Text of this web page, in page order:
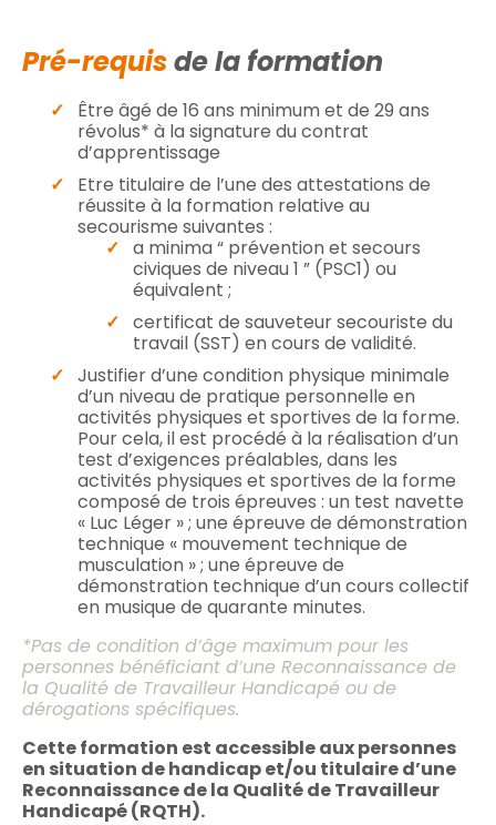
Pré-requisde la formation
Être âgé de 16 ans minimum et de 29 ans
révolus* à la signature du contrat
d’apprentissage
Etre titulaire de l’une des attestations de
réussite à la formation relative au
secourisme suivantes :
a minima “ prévention et secours
civiques de niveau 1 ” (PSC1) ou
équivalent ;
certificat de sauveteur secouriste du
travail (SST) en cours de validité.
Justifier d’une condition physique minimale
d’un niveau de pratique personnelle en
activités physiques et sportives de la forme.
Pour cela, il est procédé à la réalisation d’un
test d’exigences préalables, dans les
activités physiques et sportives de la forme
composé de trois épreuves : un test navette
« Luc Léger » ; une épreuve de démonstration
technique « mouvement technique de
musculation » ; une épreuve de
démonstration technique d’un cours collectif
en musique de quarante minutes.
*Pas de condition d’âge maximum pour les
personnes bénéficiant d’une Reconnaissance de
la Qualité de Travailleur Handicapé ou de
dérogations spécifiques.
Cette formation est accessible aux personnes
en situation de handicap et/ou titulaire d’une
Reconnaissance de la Qualité de Travailleur
Handicapé (RQTH).